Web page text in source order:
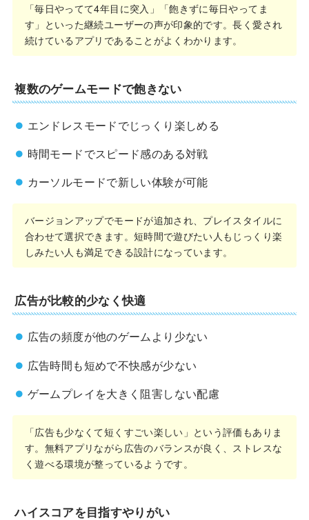
「毎日やってて4年目に突入」「飽きずに毎日やってま
す」といった継続ユーザーの声が印象的です。長く愛され
続けているアプリであることがよくわかります。
複数のゲームモードで飽きない
エンドレスモードでじっくり楽しめる
時間モードでスピード感のある対戦
カーソルモードで新しい体験が可能
バージョンアップでモードが追加され、プレイスタイルに
合わせて選択できます。短時間で遊びたい人もじっくり楽
しみたい人も満足できる設計になっています。
広告が比較的少なく快適
広告の頻度が他のゲームより少ない
広告時間も短めで不快感が少ない
ゲームプレイを大きく阻害しない配慮
「広告も少なくて短くすごい楽しい」という評価もありま
す。無料アプリながら広告のバランスが良く、ストレスな
く遊べる環境が整っているようです。
ハイスコアを目指すやりがい